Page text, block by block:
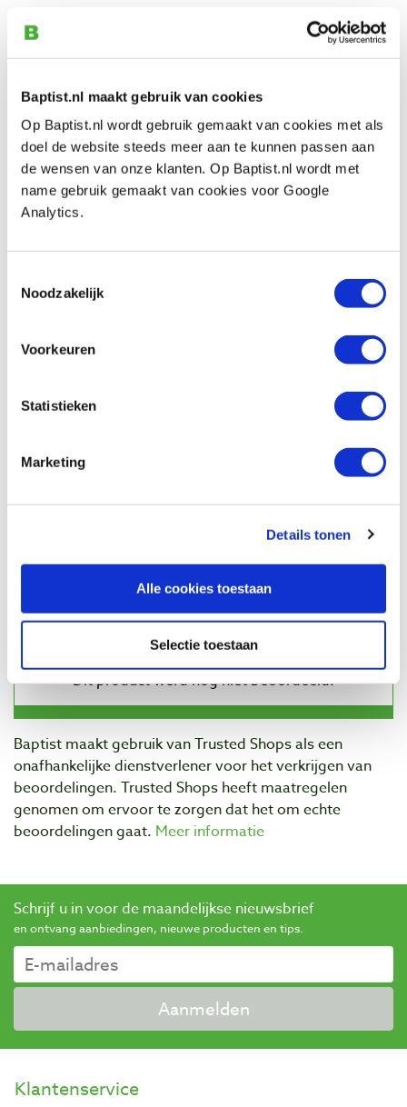
Baptist.nl maakt gebruik van cookies
Op Baptist.nl wordt gebruik gemaakt van cookies met als
doel de website steeds meer aan te kunnen passen aan
de wensen van onze klanten. Op Baptist.nl wordt met
name gebruik gemaakt van cookies voor Google
Analytics.
Noodzakelijk
Voorkeuren
Statistieken
Marketing
Details tonen
Alle cookies toestaan
Selectie toestaan
€ 18,35 excl. btw
Op voorraad
Vergelijken
Tormek SVP-80 slijphulpstuk voor HSS
Veiligheidsfreeskop 120 mm voor 40 x 4
€ 189,26 excl. btw
Beoordelingen
Baptist maakt gebruik van Trusted Shops als een
onafhankelijke dienstverlener voor het verkrijgen van
beoordelingen. Trusted Shops heeft maatregelen
genomen om ervoor te zorgen dat het om echte
beoordelingen gaat. Meer informatie
Schrijf u in voor de maandelijkse nieuwsbrief
en ontvang aanbiedingen, nieuwe producten en tips.
Aanmelden
Klantenservice